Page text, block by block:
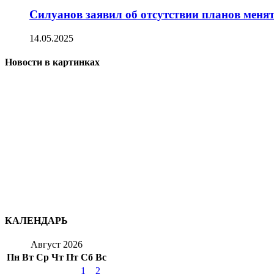
Силуанов заявил об отсутствии планов
14.05.2025
Новости в картинках
КАЛЕНДАРЬ
Август 2026
Пн Вт Ср Чт Пт Сб Вс
1
2